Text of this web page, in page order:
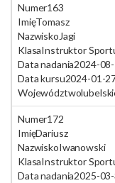
Numer163
ImięTomasz
Nazwisko Jagi
KlasaInstruktor
Data nadania2024-
Data kursu2024-01-
Województwo
Numer172
ImięDariusz
NazwiskoIwanowski
KlasaInstruktor
Data nadania2025-03-